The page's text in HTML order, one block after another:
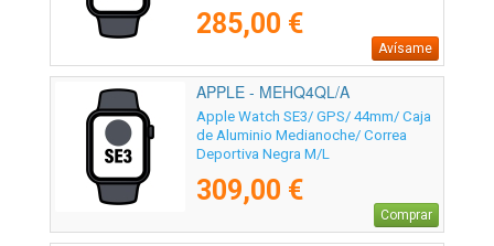
285,00 €
Avísame
APPLE - MEHQ4QL/A
Apple Watch SE3/ GPS/ 44mm/ Caja
de Aluminio Medianoche/ Correa
Deportiva Negra M/L
309,00 €
Comprar